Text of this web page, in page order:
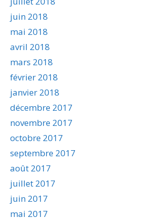
juin 2018
mai 2018
avril 2018
mars 2018
février 2018
janvier 2018
décembre 2017
novembre 2017
octobre 2017
septembre 2017
août 2017
juillet 2017
juin 2017
mai 2017